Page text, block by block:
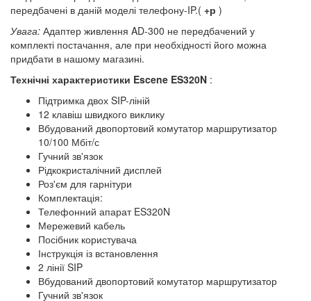
передбачені в даній моделі телефону-IP.( +р )
Увага: Адаптер живлення AD-300 не передбачений у
комплекті постачання, але при необхідності його можна
придбати в нашому магазині.
Технічні характеристики Escene ES320N :
Підтримка двох SIP-ліній
12 клавіш швидкого виклику
Вбудований двопортовий комутатор маршрутизатор
10/100 Мбіт/с
Гучний зв'язок
Рідкокристалічний дисплей
Роз'єм для гарнітури
Комплектація:
Телефонний апарат ES320N
Мережевий кабель
Посібник користувача
Інструкція із встановлення
2 лінії SIP
Вбудований двопортовий комутатор маршрутизатор
Гучний зв'язок